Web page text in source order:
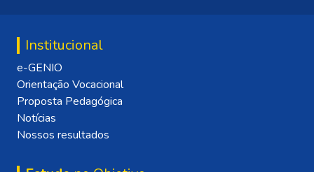
Institucional
e-GENIO
Orientação Vocacional
Proposta Pedagógica
Notícias
Nossos resultados